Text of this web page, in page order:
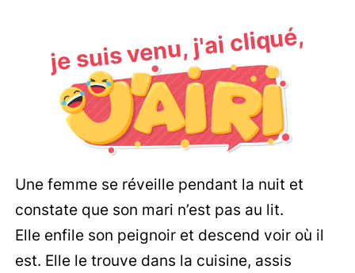
je suis venu, j'ai cliqué,
Une femme se réveille pendant la nuit et
constate que son mari n’est pas au lit.
Elle enfile son peignoir et descend voir où il
est. Elle le trouve dans la cuisine, assis